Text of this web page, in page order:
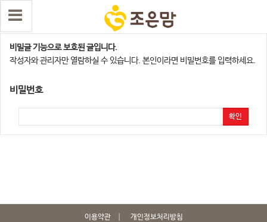
청주지점
비밀글 기능으로 보호된 글입니다.
작성자와 관리자만 열람하실 수 있습니다. 본인이라면 비밀번호를 입력하세요.
비밀번호
확인
이용약관 개인정보처리방침